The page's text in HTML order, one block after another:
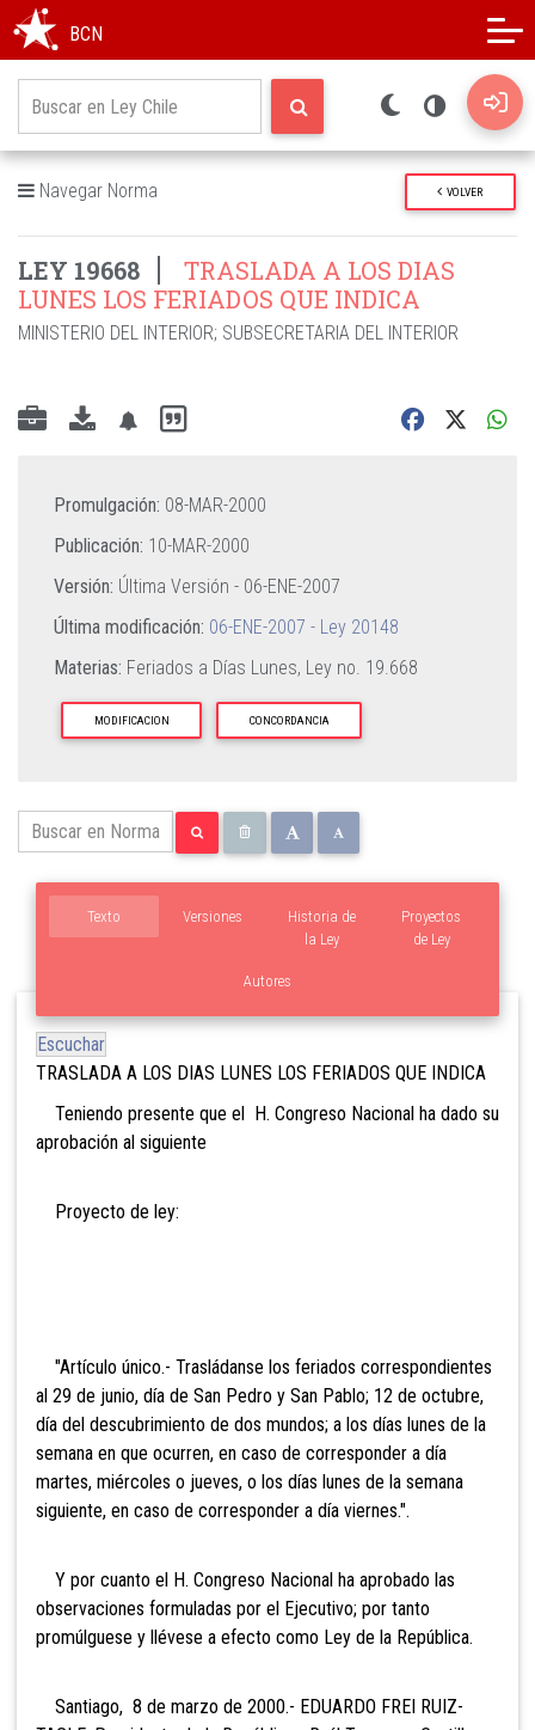
BCN
Navegar Norma VOLVER
LEY 19668
TRASLADA A LOS DIAS
LUNES LOS FERIADOS QUE INDICA
MINISTERIO DEL INTERIOR; SUBSECRETARIA DEL INTERIOR
Promulgación: 08-MAR-2000
Publicación: 10-MAR-2000
Versión: Última Versión - 06-ENE-2007
Última modificación: 06-ENE-2007 - Ley 20148
Materias: Feriados a Días Lunes, Ley no. 19.668
MODIFICACION CONCORDANCIA
Texto Versiones
Proyectos
de Ley
Autores
Historia de
la Ley
Escuchar
TRASLADA A LOS DIAS LUNES LOS FERIADOS QUE INDICA
Teniendo presente que el H. Congreso Nacional ha dado su
aprobación al siguiente
Proyecto de ley:
"Artículo único.- Trasládanse los feriados correspondientes
al 29 de junio, día de San Pedro y San Pablo; 12 de octubre,
día del descubrimiento de dos mundos; a los días lunes de la
semana en que ocurren, en caso de corresponder a día
martes, miércoles o jueves, o los días lunes de la semana
siguiente, en caso de corresponder a día viernes.".
Y por cuanto el H. Congreso Nacional ha aprobado las
observaciones formuladas por el Ejecutivo; por tanto
promúlguese y llévese a efecto como Ley de la República.
Santiago, 8 de marzo de 2000.- EDUARDO FREI RUIZ-